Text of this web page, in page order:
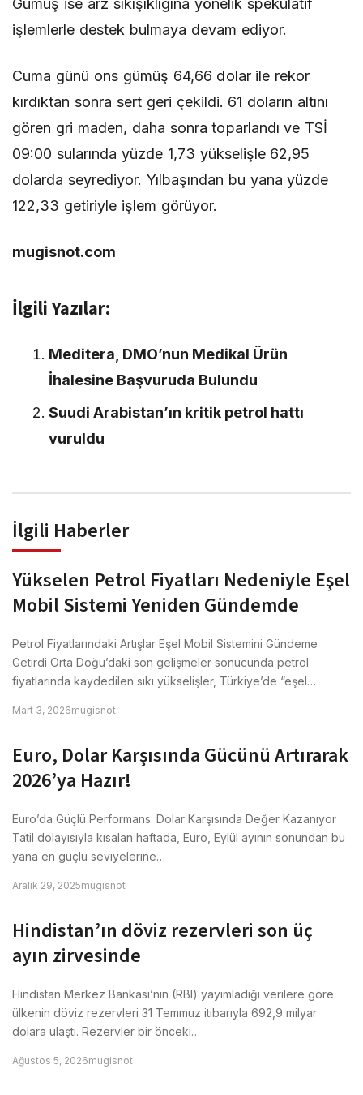
Gümüş ise arz sıkışıklığına yönelik spekülatif
işlemlerle destek bulmaya devam ediyor.
Cuma günü ons gümüş 64,66 dolar ile rekor
kırdıktan sonra sert geri çekildi. 61 doların altını
gören gri maden, daha sonra toparlandı ve TSİ
09:00 sularında yüzde 1,73 yükselişle 62,95
dolarda seyrediyor. Yılbaşından bu yana yüzde
122,33 getiriyle işlem görüyor.
mugisnot.com
İlgili Yazılar:
Meditera, DMO’nun Medikal Ürün
İhalesine Başvuruda Bulundu
Suudi Arabistan’ın kritik petrol hattı
vuruldu
İlgili Haberler
Yükselen Petrol Fiyatları Nedeniyle Eşel
Mobil Sistemi Yeniden Gündemde
Petrol Fiyatlarındaki Artışlar Eşel Mobil Sistemini Gündeme
Getirdi Orta Doğu’daki son gelişmeler sonucunda petrol
fiyatlarında kaydedilen sıkı yükselişler, Türkiye’de “eşel…
Mart 3, 2026mugisnot
Euro, Dolar Karşısında Gücünü Artırarak
2026’ya Hazır!
Euro’da Güçlü Performans: Dolar Karşısında Değer Kazanıyor
Tatil dolayısıyla kısalan haftada, Euro, Eylül ayının sonundan bu
yana en güçlü seviyelerine…
Aralık 29, 2025mugisnot
Hindistan’ın döviz rezervleri son üç
ayın zirvesinde
Hindistan Merkez Bankası’nın (RBI) yayımladığı verilere göre
ülkenin döviz rezervleri 31 Temmuz itibarıyla 692,9 milyar
dolara ulaştı. Rezervler bir önceki…
Ağustos 5, 2026mugisnot